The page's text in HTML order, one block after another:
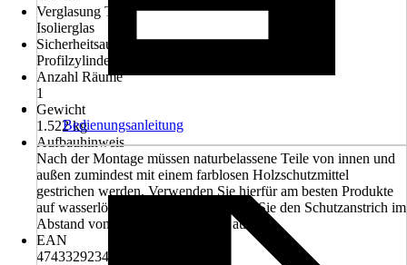
Verglasung Tür
Isolierglas
Sicherheitsausstattung
Profilzylinderschloss
Anzahl Räume
1
Gewicht
1.522 kg
Aufbauhinweis
Nach der Montage müssen naturbelassene Teile von innen und
außen zumindest mit einem farblosen Holzschutzmittel
gestrichen werden. Verwenden Sie hierfür am besten Produkte
auf wasserlöslicher Basis und frischen Sie den Schutzanstrich im
Abstand von mindestens 2 Jahren auf.
EAN
4743329234355
Bedienungsanleitung